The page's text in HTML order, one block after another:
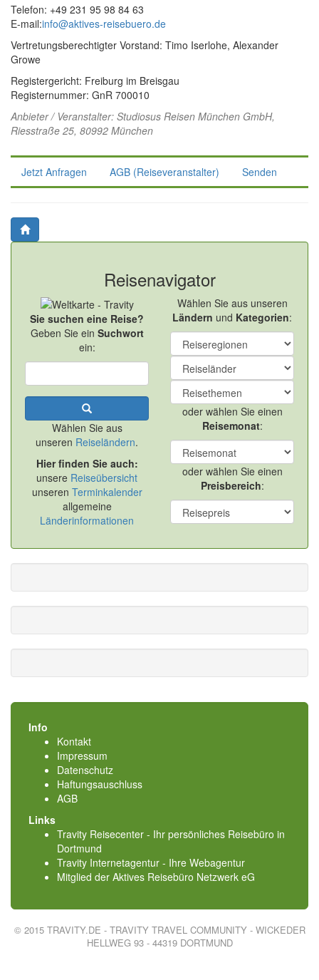
Telefon: +49 231 95 98 84 63
E-mail:info@aktives-reisebuero.de
Vertretungsberechtigter Vorstand: Timo Iserlohe, Alexander
Growe
Registergericht: Freiburg im Breisgau
Registernummer: GnR 700010
Anbieter / Veranstalter: Studiosus Reisen München GmbH,
Riesstraße 25, 80992 München
Jetzt Anfragen AGB (Reiseveranstalter) Senden
Reisenavigator
Sie suchen eine Reise?
Geben Sie ein Suchwort
ein:
Wählen Sie aus
unseren Reiseländern.
Hier finden Sie auch:
unsere Reiseübersicht
unseren Terminkalender
allgemeine
Länderinformationen
Wählen Sie aus unseren
Ländern und Kategorien:
oder wählen Sie einen
Reisemonat:
oder wählen Sie einen
Preisbereich:
Info
Kontakt
Impressum
Datenschutz
Haftungsauschluss
AGB
Links
Travity Reisecenter - Ihr persönliches Reisebüro in
Dortmund
Travity Internetagentur - Ihre Webagentur
Mitglied der Aktives Reisebüro Netzwerk eG
© 2015 TRAVITY.DE - TRAVITY TRAVEL COMMUNITY - WICKEDER
HELLWEG 93 - 44319 DORTMUND